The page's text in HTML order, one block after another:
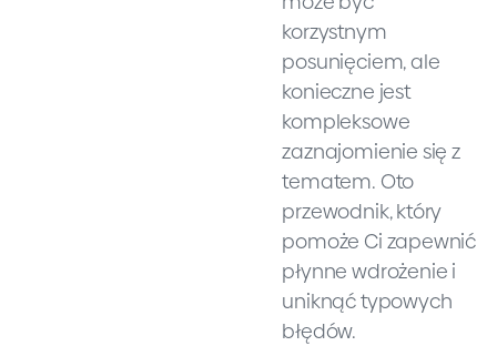
korzystnym
posunięciem, ale
konieczne jest
kompleksowe
zaznajomienie się z
tematem. Oto
przewodnik, który
pomoże Ci zapewnić
płynne wdrożenie i
uniknąć typowych
błędów.